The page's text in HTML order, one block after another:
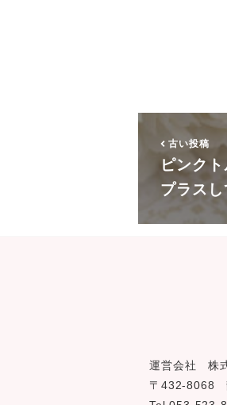
古い投稿
ピンク
プラス
運営会社 株
〒432-8068